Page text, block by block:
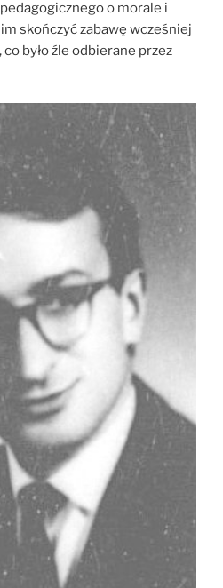
o morale i
skończyć zabawę wcześniej
co było źle odbierane przez